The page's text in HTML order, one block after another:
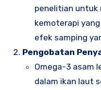
penelitian untuk
kemoterapi
efek samping
Pengobatan
Omega-3 asam
dalam ikan laut